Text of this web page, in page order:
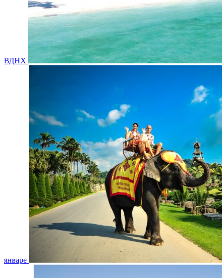
ВДНХ
январе